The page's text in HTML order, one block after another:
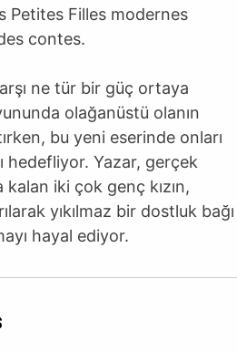
Petites Filles modernes
contes.
ne tür bir güç ortaya
olağanüstü olanın
bu yeni eserinde onları
hedefliyor. Yazar, gerçek
iki çok genç kızın,
yıkılmaz bir dostluk bağı
hayal ediyor.